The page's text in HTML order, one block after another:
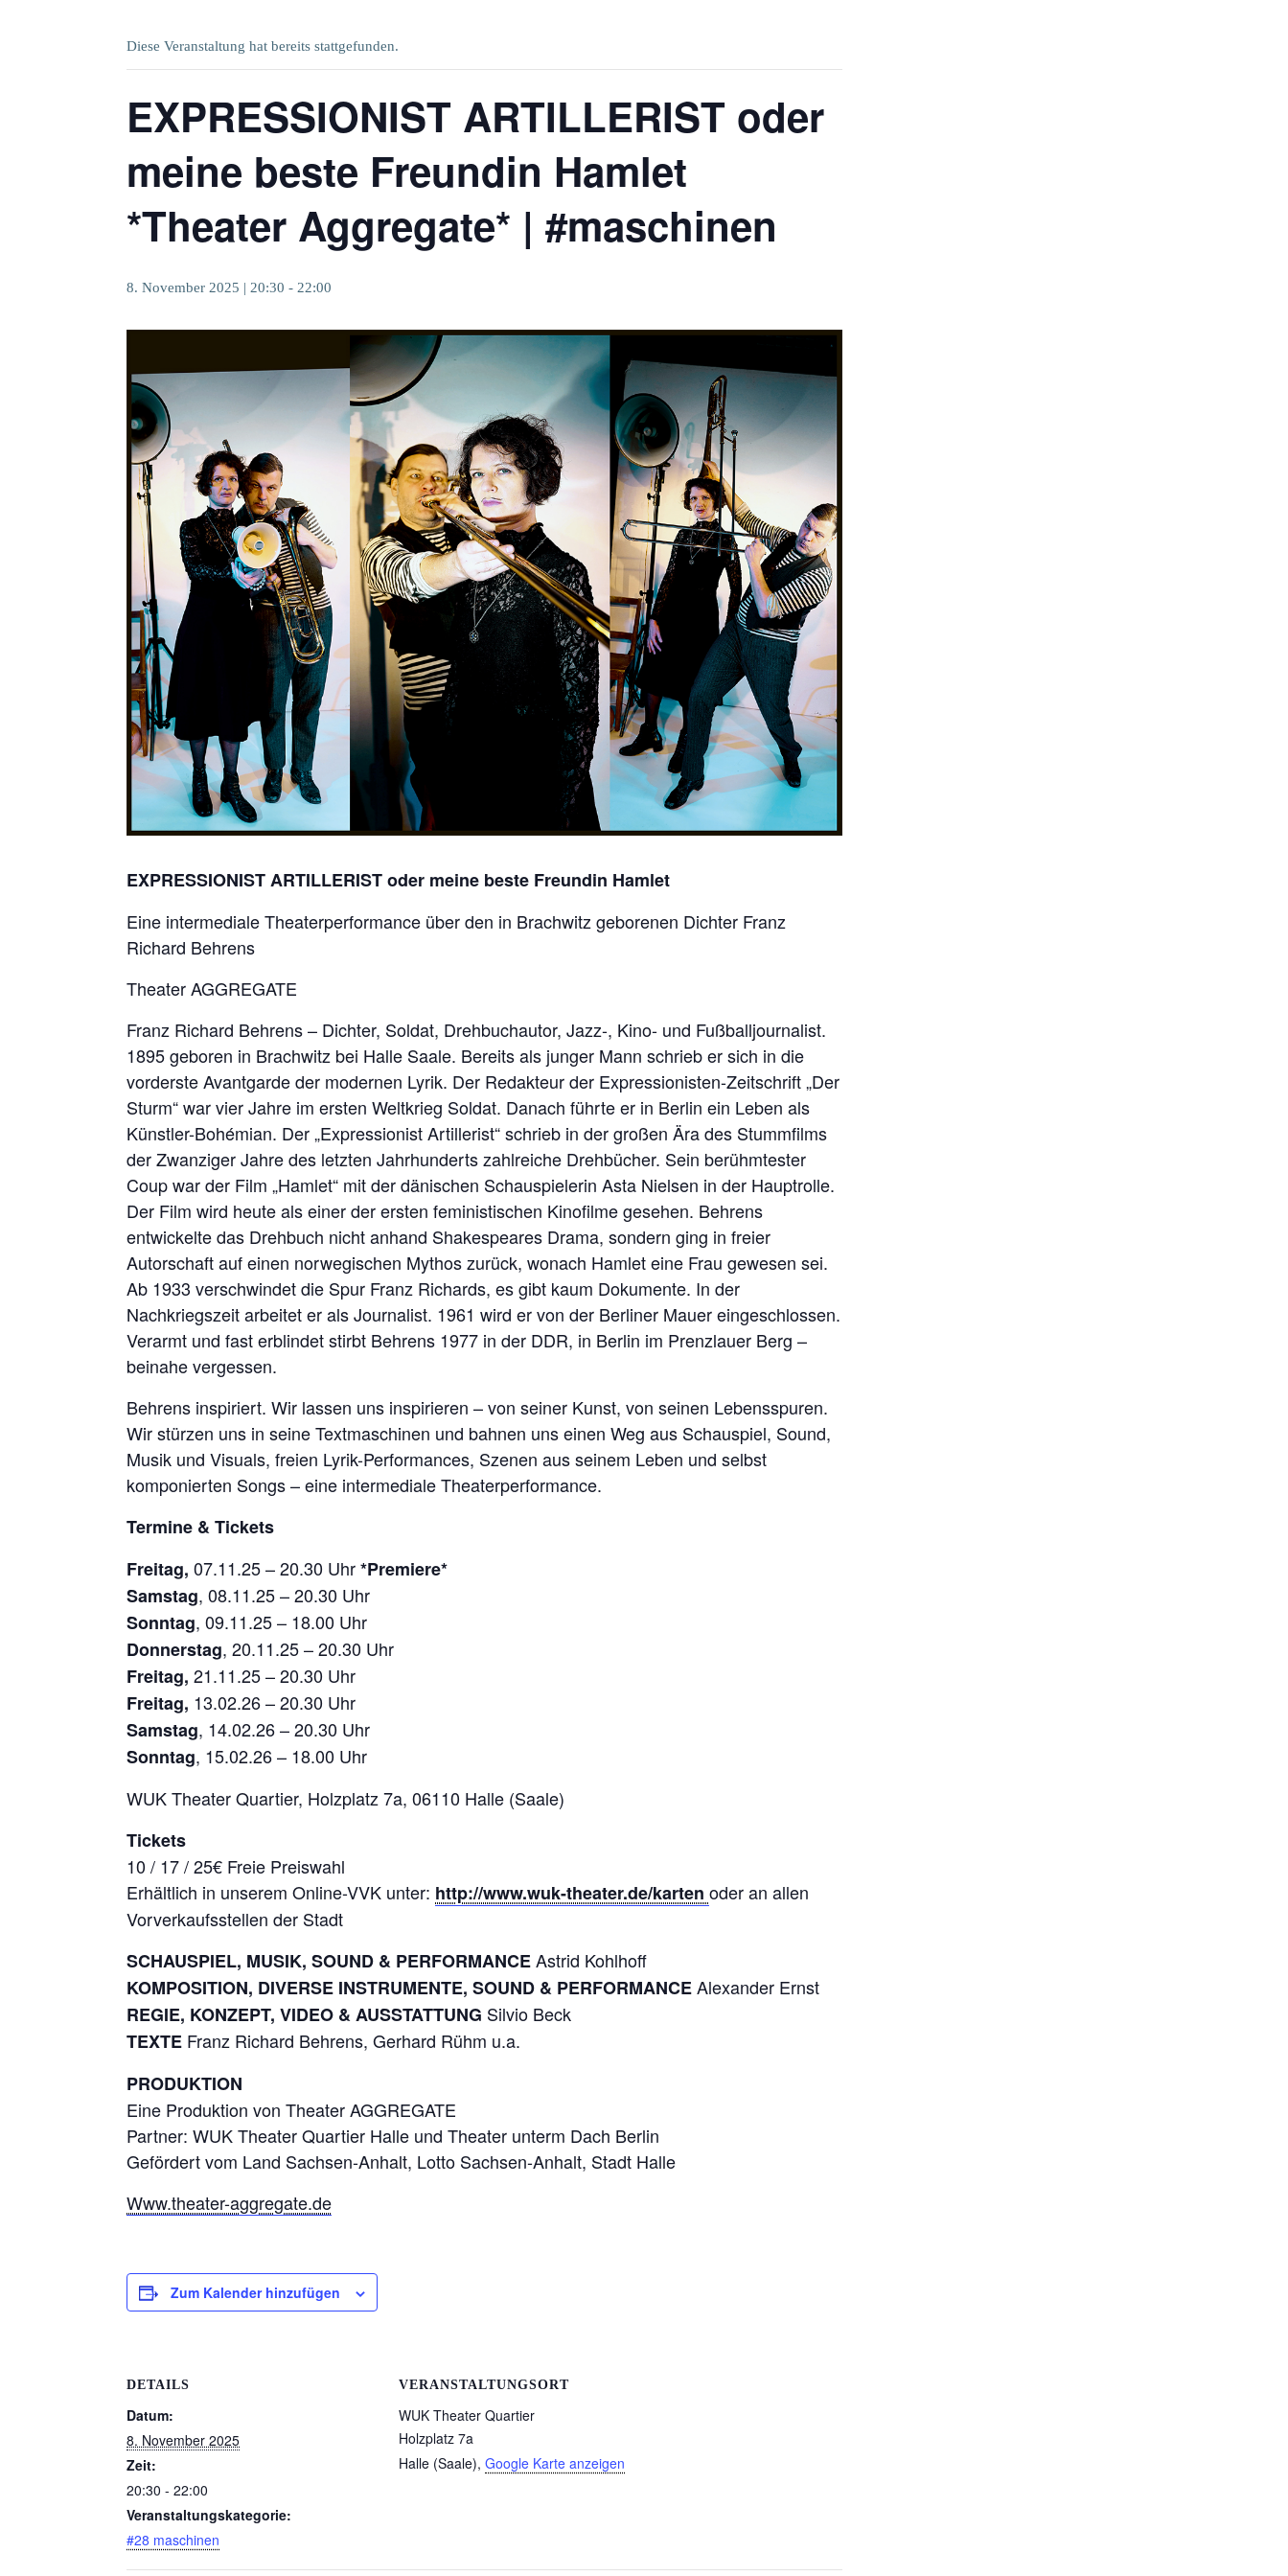
Diese Veranstaltung hat bereits stattgefunden.
EXPRESSIONIST ARTILLERIST oder
meine beste Freundin Hamlet
*Theater Aggregate* | #maschinen
8. November 2025 | 20:30 - 22:00
EXPRESSIONIST ARTILLERIST oder meine beste Freundin Hamlet
Eine intermediale Theaterperformance über den in Brachwitz geborenen Dichter Franz
Richard Behrens
Theater AGGREGATE
Franz Richard Behrens – Dichter, Soldat, Drehbuchautor, Jazz-, Kino- und Fußballjournalist.
1895 geboren in Brachwitz bei Halle Saale. Bereits als junger Mann schrieb er sich in die
vorderste Avantgarde der modernen Lyrik. Der Redakteur der Expressionisten-Zeitschrift „Der
Sturm“ war vier Jahre im ersten Weltkrieg Soldat. Danach führte er in Berlin ein Leben als
Künstler-Bohémian. Der „Expressionist Artillerist“ schrieb in der großen Ära des Stummfilms
der Zwanziger Jahre des letzten Jahrhunderts zahlreiche Drehbücher. Sein berühmtester
Coup war der Film „Hamlet“ mit der dänischen Schauspielerin Asta Nielsen in der Hauptrolle.
Der Film wird heute als einer der ersten feministischen Kinofilme gesehen. Behrens
entwickelte das Drehbuch nicht anhand Shakespeares Drama, sondern ging in freier
Autorschaft auf einen norwegischen Mythos zurück, wonach Hamlet eine Frau gewesen sei.
Ab 1933 verschwindet die Spur Franz Richards, es gibt kaum Dokumente. In der
Nachkriegszeit arbeitet er als Journalist. 1961 wird er von der Berliner Mauer eingeschlossen.
Verarmt und fast erblindet stirbt Behrens 1977 in der DDR, in Berlin im Prenzlauer Berg –
beinahe vergessen.
Behrens inspiriert. Wir lassen uns inspirieren – von seiner Kunst, von seinen Lebensspuren.
Wir stürzen uns in seine Textmaschinen und bahnen uns einen Weg aus Schauspiel, Sound,
Musik und Visuals, freien Lyrik-Performances, Szenen aus seinem Leben und selbst
komponierten Songs – eine intermediale Theaterperformance.
Termine & Tickets
Freitag, 07.11.25 – 20.30 Uhr*Premiere*
Samstag, 08.11.25 – 20.30 Uhr
Sonntag, 09.11.25 – 18.00 Uhr
Donnerstag, 20.11.25 – 20.30 Uhr
Freitag, 21.11.25 – 20.30 Uhr
Freitag, 13.02.26 – 20.30 Uhr
Samstag, 14.02.26 – 20.30 Uhr
Sonntag, 15.02.26 – 18.00 Uhr
WUK Theater Quartier, Holzplatz 7a, 06110 Halle (Saale)
Tickets
10 / 17 / 25€ Freie Preiswahl
Erhältlich in unserem Online-VVK unter: http://www.wuk-theater.de/karten oder an allen
Vorverkaufsstellen der Stadt
SCHAUSPIEL, MUSIK, SOUND & PERFORMANCEAstrid Kohlhoff
KOMPOSITION, DIVERSE INSTRUMENTE, SOUND & PERFORMANCEAlexander Ernst
REGIE, KONZEPT, VIDEO & AUSSTATTUNG Silvio Beck
TEXTE Franz Richard Behrens, Gerhard Rühm u.a.
PRODUKTION
Eine Produktion von Theater AGGREGATE
Partner: WUK Theater Quartier Halle und Theater unterm Dach Berlin
Gefördert vom Land Sachsen-Anhalt, Lotto Sachsen-Anhalt, Stadt Halle
Www.theater-aggregate.de
Zum Kalender hinzufügen
DETAILS
Datum:
8. November 2025
Zeit:
20:30 - 22:00
Veranstaltungskategorie:
#28 maschinen
VERANSTALTUNGSORT
WUK Theater Quartier
Holzplatz 7a
Halle (Saale), Google Karte anzeigen